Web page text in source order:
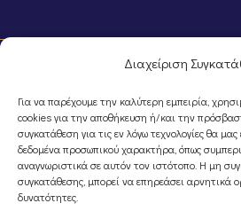
Διαχείριση
Για να παρέχουμε την καλύτερη εμπειρία,
cookies για την αποθήκευση ή/και την
συγκατάθεση για τις εν λόγω τεχνολογίες θα
δεδομένα προσωπικού χαρακτήρα, όπως
αναγνωριστικά σε αυτόν τον ιστότοπο. Η μη
συγκατάθεσης, μπορεί να επηρεάσει αρνητικά
δυνατότητες.
©Portal Επιμελητηρίου Ημαθίας,